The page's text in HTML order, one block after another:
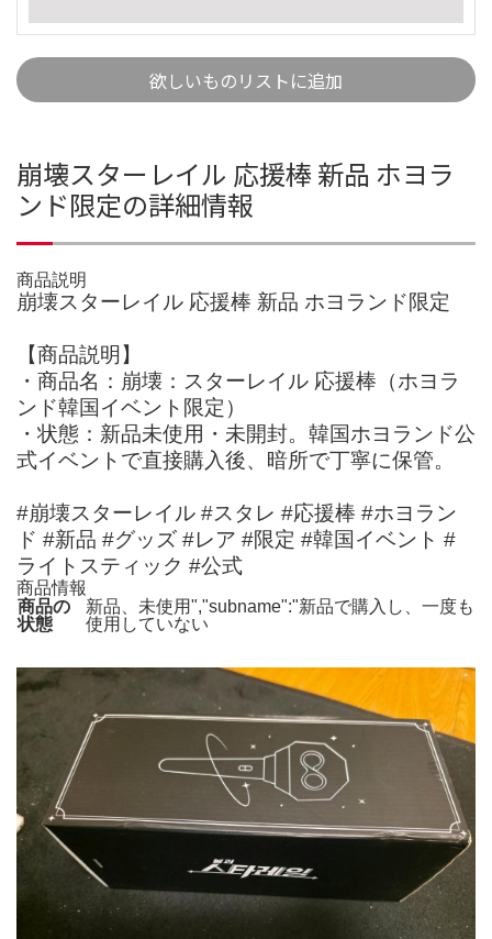
欲しいものリストに追加
崩壊スターレイル 応援棒 新品 ホヨラ
ンド限定の詳細情報
商品説明
崩壊スターレイル 応援棒 新品 ホヨランド限定
【商品説明】
・商品名：崩壊：スターレイル 応援棒（ホヨラ
ンド韓国イベント限定）
・状態：新品未使用・未開封。韓国ホヨランド公
式イベントで直接購入後、暗所で丁寧に保管。
#崩壊スターレイル #スタレ #応援棒 #ホヨラン
ド #新品 #グッズ #レア #限定 #韓国イベント #
ライトスティック #公式
商品情報
商品の
状態
新品、未使用","subname":"新品で購入し、一度も
使用していない